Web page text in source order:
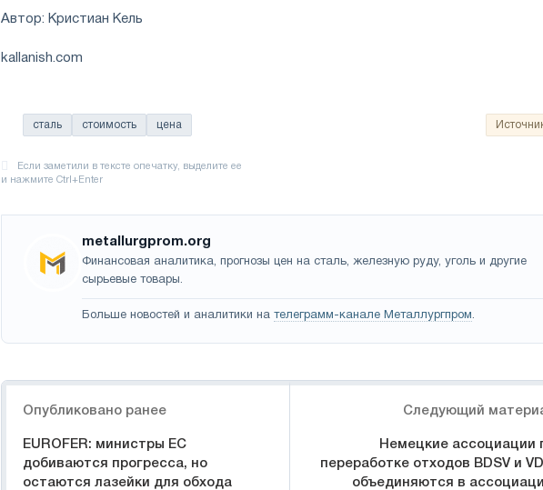
Автор: Кристиан Кель
kallanish.com
сталь стоимость цена
metallurgprom.org
Финансовая аналитика, прогнозы цен на сталь, железную руду, уголь и другие
сырьевые товары.
Больше новостей и аналитики на телеграмм-канале Металлургпром.
Опубликовано ранее
EUROFER: министры ЕС
добиваются прогресса, но
остаются лазейки для обхода
Следующий
Немецкие ассоциации
переработке отходов BDSV и
объединяются в